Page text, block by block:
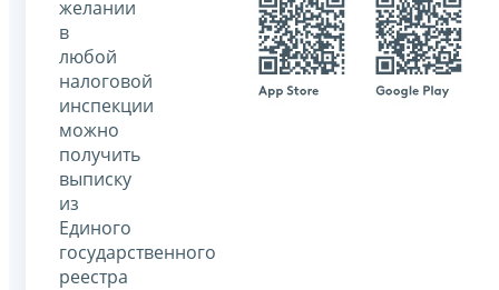
желании
в
любой
налоговой
инспекции
можно
получить
выписку
из
Единого
государственного
реестра